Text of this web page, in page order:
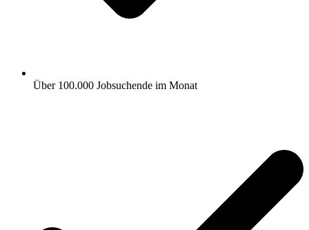
Über 100.000 Jobsuchende im Monat